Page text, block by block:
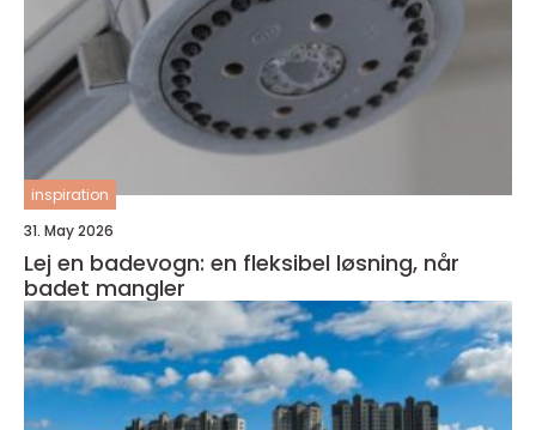
inspiration
31. May 2026
Lej en badevogn: en fleksibel løsning, når
badet mangler